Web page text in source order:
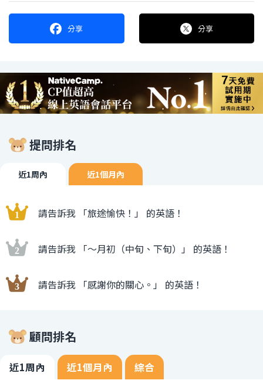
分享 分享
提問排名
近1周內 近1個月內
請告訴我 「旅途愉快！」 的英語！
請告訴我 「〜月初（中旬、下旬）」 的英語！
請告訴我 「感謝你的關心。」 的英語！
顧問排名
近1周內 近1個月內 綜合